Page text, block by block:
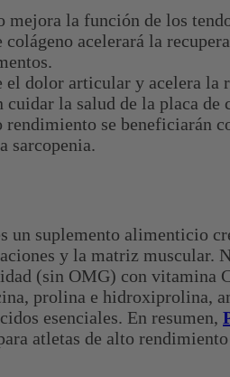
la función de los
acelerará la
el dolor articular y acelera
cuidar la salud de la placa
se beneficiarán
sarcopenia.
un suplemento alimenticio
y la matriz muscular.
(sin OMG) con vitamina
prolina e hidroxiprolina,
esenciales. En resumen,
atletas de alto